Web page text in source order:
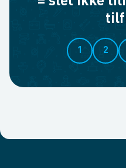
1 2